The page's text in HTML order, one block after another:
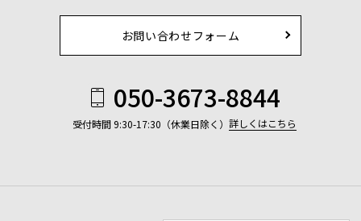
お問い合わせフォーム
050-3673-8844
受付時間 9:30-17:30（休業日除く） 詳しくはこちら